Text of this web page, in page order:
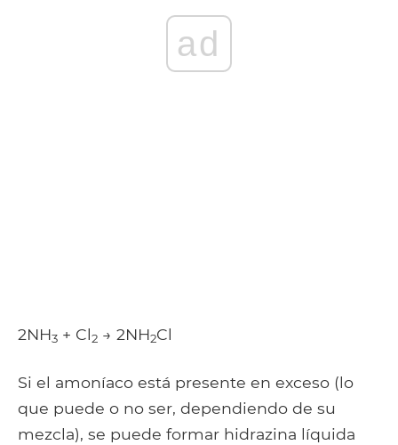
ad
2NH3 + Cl2 → 2NH2Cl
Si el amoníaco está presente en exceso (lo
que puede o no ser, dependiendo de su
mezcla), se puede formar hidrazina líquida